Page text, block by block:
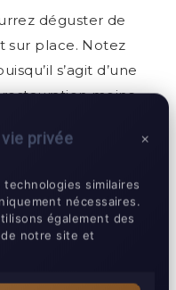
déguster de
sur place. Notez
s’agit d’une
moins
principale, qui
privée ×
similaires
nécessaires.
également des
notre site et